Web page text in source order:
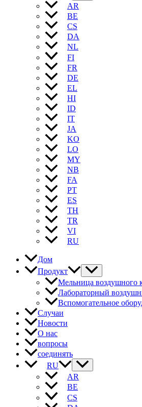
AR
BE
CS
DA
NL
FI
FR
DE
EL
HI
ID
IT
JA
KO
LO
MY
NB
FA
PT
ES
TH
TR
VI
RU
Дом
Продукт
Мельница воздушного
Лабораторный
Вспомогательное
Случаи
Новости
О нас
вопросы
соединять
RU
AR
BE
CS